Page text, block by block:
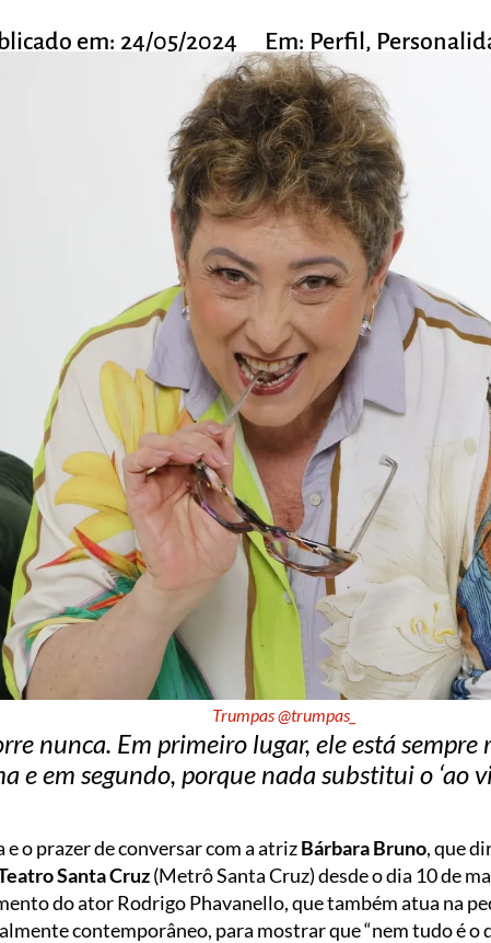
em: 24/05/2024 Em: Perfil,
Trumpas @trumpas_
nunca. Em primeiro lugar, ele está
e em segundo, porque nada substitui o ‘ao
o prazer de conversar com a atrizBárbara Bruno, que
Santa Cruz(Metrô Santa Cruz) desde o dia 10 de
do ator Rodrigo Phavanello, que também atua na
contemporâneo, para mostrar que “nem tudo é o